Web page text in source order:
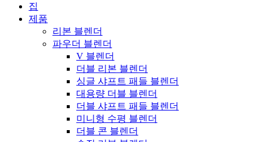
집
제품
리본 블렌더
파우더 블렌더
V 블렌더
더블 리본 블렌더
싱글 샤프트 패들 블렌더
대용량 더블 블렌더
더블 샤프트 패들 블렌더
미니형 수평 블렌더
더블 콘 블렌더